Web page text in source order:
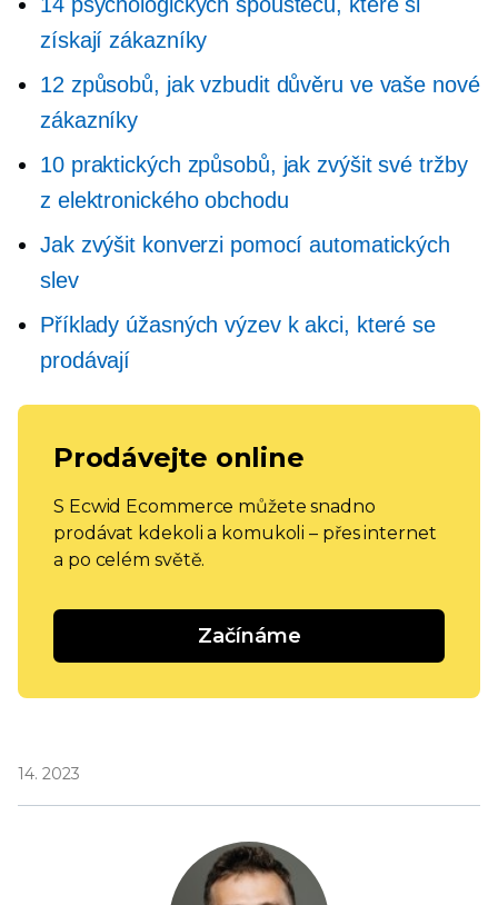
získají zákazníky
12 způsobů, jak vzbudit důvěru ve vaše nové
zákazníky
10 praktických způsobů, jak zvýšit své tržby
z elektronického obchodu
Jak zvýšit konverzi pomocí automatických
slev
Příklady úžasných výzev k akci, které se
prodávají
Prodávejte online
S Ecwid Ecommerce můžete snadno
prodávat kdekoli a komukoli – přes internet
a po celém světě.
Začínáme
14. 2023